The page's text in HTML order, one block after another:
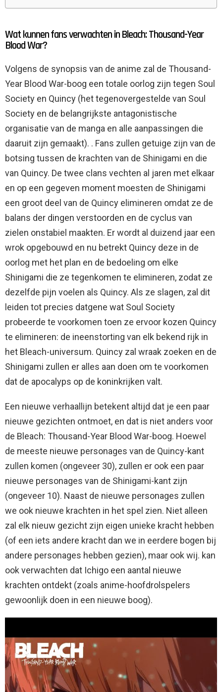
Wat kunnen fans verwachten in Bleach: Thousand-Year
Blood War?
Volgens de synopsis van de anime zal de Thousand-
Year Blood War-boog een totale oorlog zijn tegen Soul
Society en Quincy (het tegenovergestelde van Soul
Society en de belangrijkste antagonistische
organisatie van de manga en alle aanpassingen die
daaruit zijn gemaakt). . Fans zullen getuige zijn van de
botsing tussen de krachten van de Shinigami en die
van Quincy. De twee clans vechten al jaren met elkaar
en op een gegeven moment moesten de Shinigami
een groot deel van de Quincy elimineren omdat ze de
balans der dingen verstoorden en de cyclus van
zielen onstabiel maakten. Er wordt al duizend jaar een
wrok opgebouwd en nu betrekt Quincy deze in de
oorlog met het plan en de bedoeling om elke
Shinigami die ze tegenkomen te elimineren, zodat ze
dezelfde pijn voelen als Quincy. Als ze slagen, zal dit
leiden tot precies datgene wat Soul Society
probeerde te voorkomen toen ze ervoor kozen Quincy
te elimineren: de ineenstorting van elk bekend rijk in
het Bleach-universum. Quincy zal wraak zoeken en de
Shinigami zullen er alles aan doen om te voorkomen
dat de apocalyps op de koninkrijken valt.
Een nieuwe verhaallijn betekent altijd dat je een paar
nieuwe gezichten ontmoet, en dat is niet anders voor
de Bleach: Thousand-Year Blood War-boog. Hoewel
de meeste nieuwe personages van de Quincy-kant
zullen komen (ongeveer 30), zullen er ook een paar
nieuwe personages van de Shinigami-kant zijn
(ongeveer 10). Naast de nieuwe personages zullen
we ook nieuwe krachten in het spel zien. Niet alleen
zal elk nieuw gezicht zijn eigen unieke kracht hebben
(of een iets andere kracht dan we in eerdere bogen bij
andere personages hebben gezien), maar ook wij. kan
ook verwachten dat Ichigo een aantal nieuwe
krachten ontdekt (zoals anime-hoofdrolspelers
gewoonlijk doen in een nieuwe boog).